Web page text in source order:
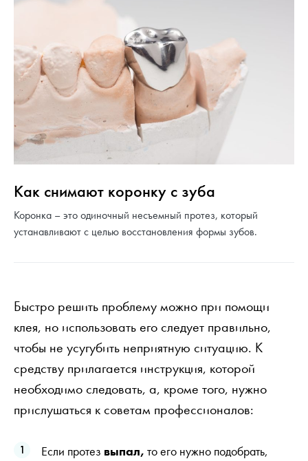
Как снимают коронку с зуба
Коронка – это одиночный несъемный протез, который
устанавливают с целью восстановления формы зубов.
Быстро решить проблему можно при помощи
клея, но использовать его следует правильно,
чтобы не усугубить неприятную ситуацию. К
средству прилагается инструкция, которой
необходимо следовать, а, кроме того, нужно
прислушаться к советам профессионалов:
Если протез выпал, то его нужно подобрать,